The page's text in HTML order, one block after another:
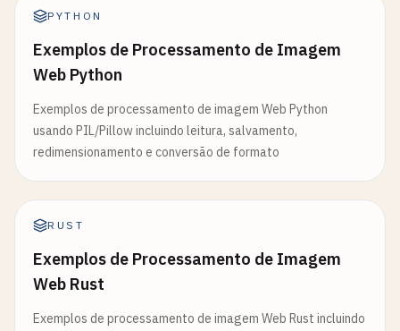
PYTHON
Exemplos de Processamento de Imagem
Web Python
Exemplos de processamento de imagem Web Python
usando PIL/Pillow incluindo leitura, salvamento,
redimensionamento e conversão de formato
RUST
Exemplos de Processamento de Imagem
Web Rust
Exemplos de processamento de imagem Web Rust incluindo